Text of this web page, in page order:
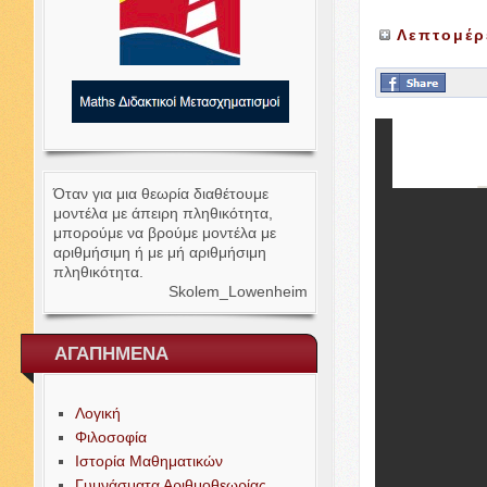
Όταν για μια θεωρία διαθέτουμε
μοντέλα με άπειρη πληθικότητα,
μπορούμε να βρούμε μοντέλα με
αριθμήσιμη ή με μή αριθμήσιμη
πληθικότητα.
Skolem_​Lowenheim
ΑΓΑΠΗΜΕΝΑ
Λογική
Φιλοσοφία
Ιστορία Μαθηματικών